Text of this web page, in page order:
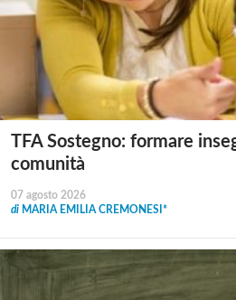
TFA Sostegno: formare
comunità
07 agosto 2026
di MARIA EMILIA CREMONESI*